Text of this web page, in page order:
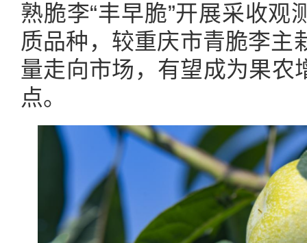
熟脆李“丰早脆”开展采收
质品种，较重庆市青脆李主
量走向市场，有望成为果农
点。